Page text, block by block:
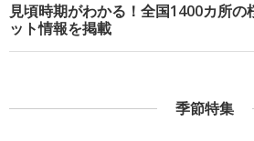
見頃時期がわかる！全国1400カ所の
ット情報を掲載
季節特集